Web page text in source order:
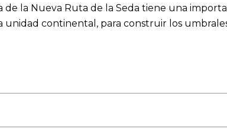
la Nueva Ruta de la Seda tiene una
continental, para construir los